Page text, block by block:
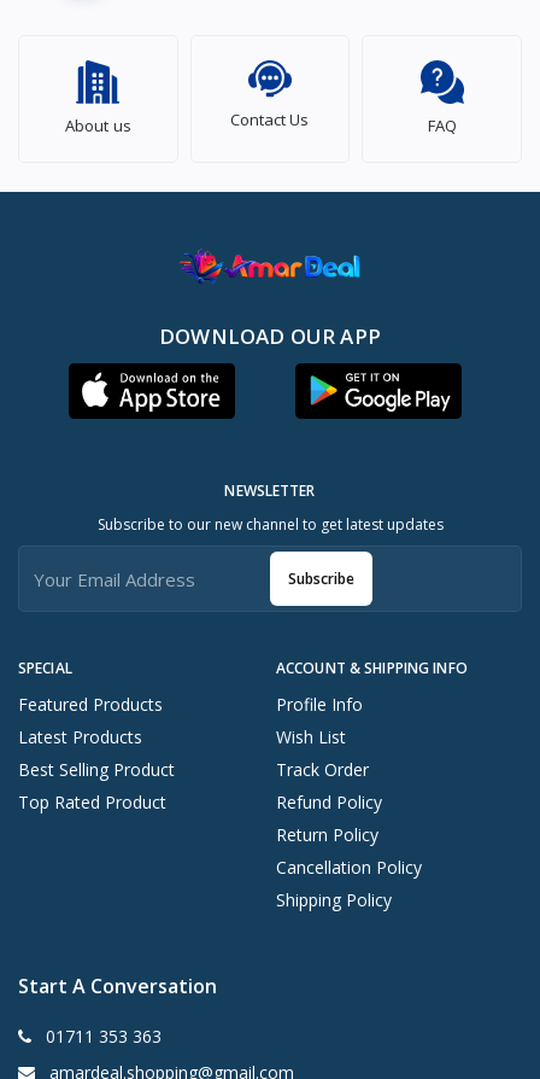
About us Contact Us FAQ
DOWNLOAD OUR APP
SPECIAL
Featured Products
Latest Products
Best Selling Product
Top Rated Product
ACCOUNT & SHIPPING INFO
Profile Info
Wish List
Track Order
Refund Policy
Return Policy
Cancellation Policy
Shipping Policy
NEWSLETTER
Subscribe to our new channel to get latest updates
Subscribe
Start A Conversation
01711 353 363
amardeal.shopping@gmail.com